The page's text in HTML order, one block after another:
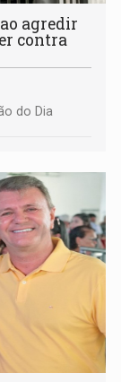
agredir
contra
do Dia